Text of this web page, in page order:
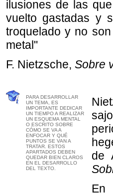
ilusiones de las
vuelto gastadas y
troquelado y no
metal"
F. Nietzsche, Sobre
PARA DESARROLLAR
UN TEMA, ES
IMPORTANTE DEDICAR
UN TIEMPO A REALIZAR
UN ESQUEMA MENTAL
O ESCRITO SOBRE
CÓMO SE VA A
ENFOCAR Y QUÉ
PUNTOS SE VAN A
TRATAR. ESTOS
APARTADOS DEBEN
QUEDAR BIEN CLAROS
EN EL DESARROLLO
DEL TEXTO.
de
En